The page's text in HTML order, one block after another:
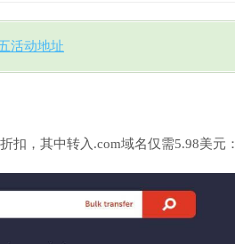
活动地址
扣，其中转入.com域名仅需5.98美元：